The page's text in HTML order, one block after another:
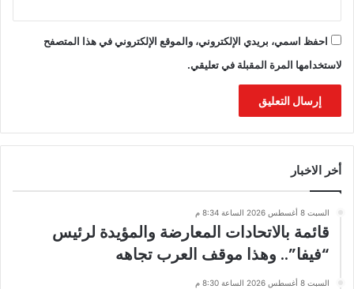
احفظ اسمي، بريدي الإلكتروني، والموقع الإلكتروني في هذا المتصفح
لاستخدامها المرة المقبلة في تعليقي.
أخر الاخبار
السبت 8 أغسطس 2026 الساعة 8:34 م
قائمة بالاتحادات المعارضة والمؤيدة لرئيس
“فيفا”.. وهذا موقف العرب تجاهه
السبت 8 أغسطس 2026 الساعة 8:30 م